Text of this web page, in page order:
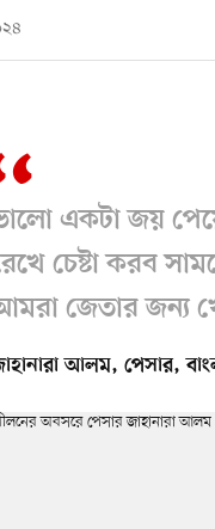
একটা জয়
চেষ্টা করব
জেতার জন্য
আলম, পেসার,